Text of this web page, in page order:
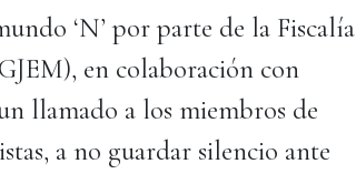
‘N’ por parte de la Fiscalía
en colaboración con
llamado a los miembros de
a no guardar silencio ante